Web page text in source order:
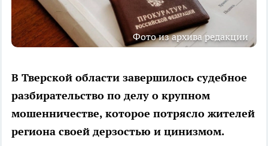
Фото из архива редакции
В Тверской области завершилось судебное
разбирательство по делу о крупном
мошенничестве, которое потрясло жителей
региона своей дерзостью и цинизмом.